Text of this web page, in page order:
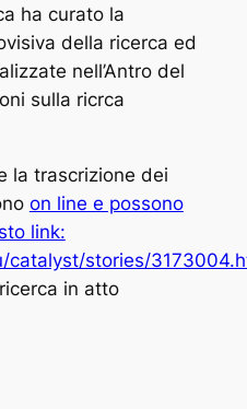
ha curato la
della ricerca ed
nell’Antro del
sulla ricrca
la trascrizione dei
on line e possono
link:
catalyst/stories/
in atto